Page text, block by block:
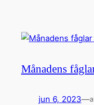
Månadens
jun 6, 2023—